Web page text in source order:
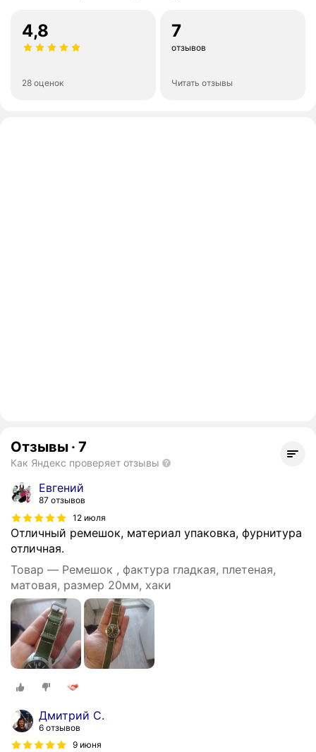
4,8
28 оценок
7
отзывов
Читать отзывы
Отзывы · 7
Как Яндекс проверяет отзывы
Евгений
87 отзывов
12 июля
Отличный ремешок, материал упаковка, фурнитура
отличная.
Товар — Ремешок , фактура гладкая, плетеная,
матовая, размер 20мм, хаки
Дмитрий С.
6 отзывов
9 июня